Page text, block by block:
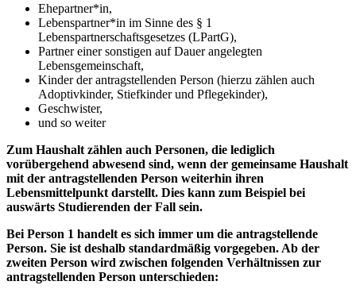
Ehepartner*in,
Lebenspartner*in im Sinne des § 1
Lebenspartnerschaftsgesetzes (LPartG),
Partner einer sonstigen auf Dauer angelegten
Lebensgemeinschaft,
Kinder der antragstellenden Person (hierzu zählen auch
Adoptivkinder, Stiefkinder und Pflegekinder),
Geschwister,
und so weiter
Zum Haushalt zählen auch Personen, die lediglich
vorübergehend abwesend sind, wenn der gemeinsame Haushalt
mit der antragstellenden Person weiterhin ihren
Lebensmittelpunkt darstellt. Dies kann zum Beispiel bei
auswärts Studierenden der Fall sein.
Bei Person 1 handelt es sich immer um die antragstellende
Person. Sie ist deshalb standardmäßig vorgegeben. Ab der
zweiten Person wird zwischen folgenden Verhältnissen zur
antragstellenden Person unterschieden: